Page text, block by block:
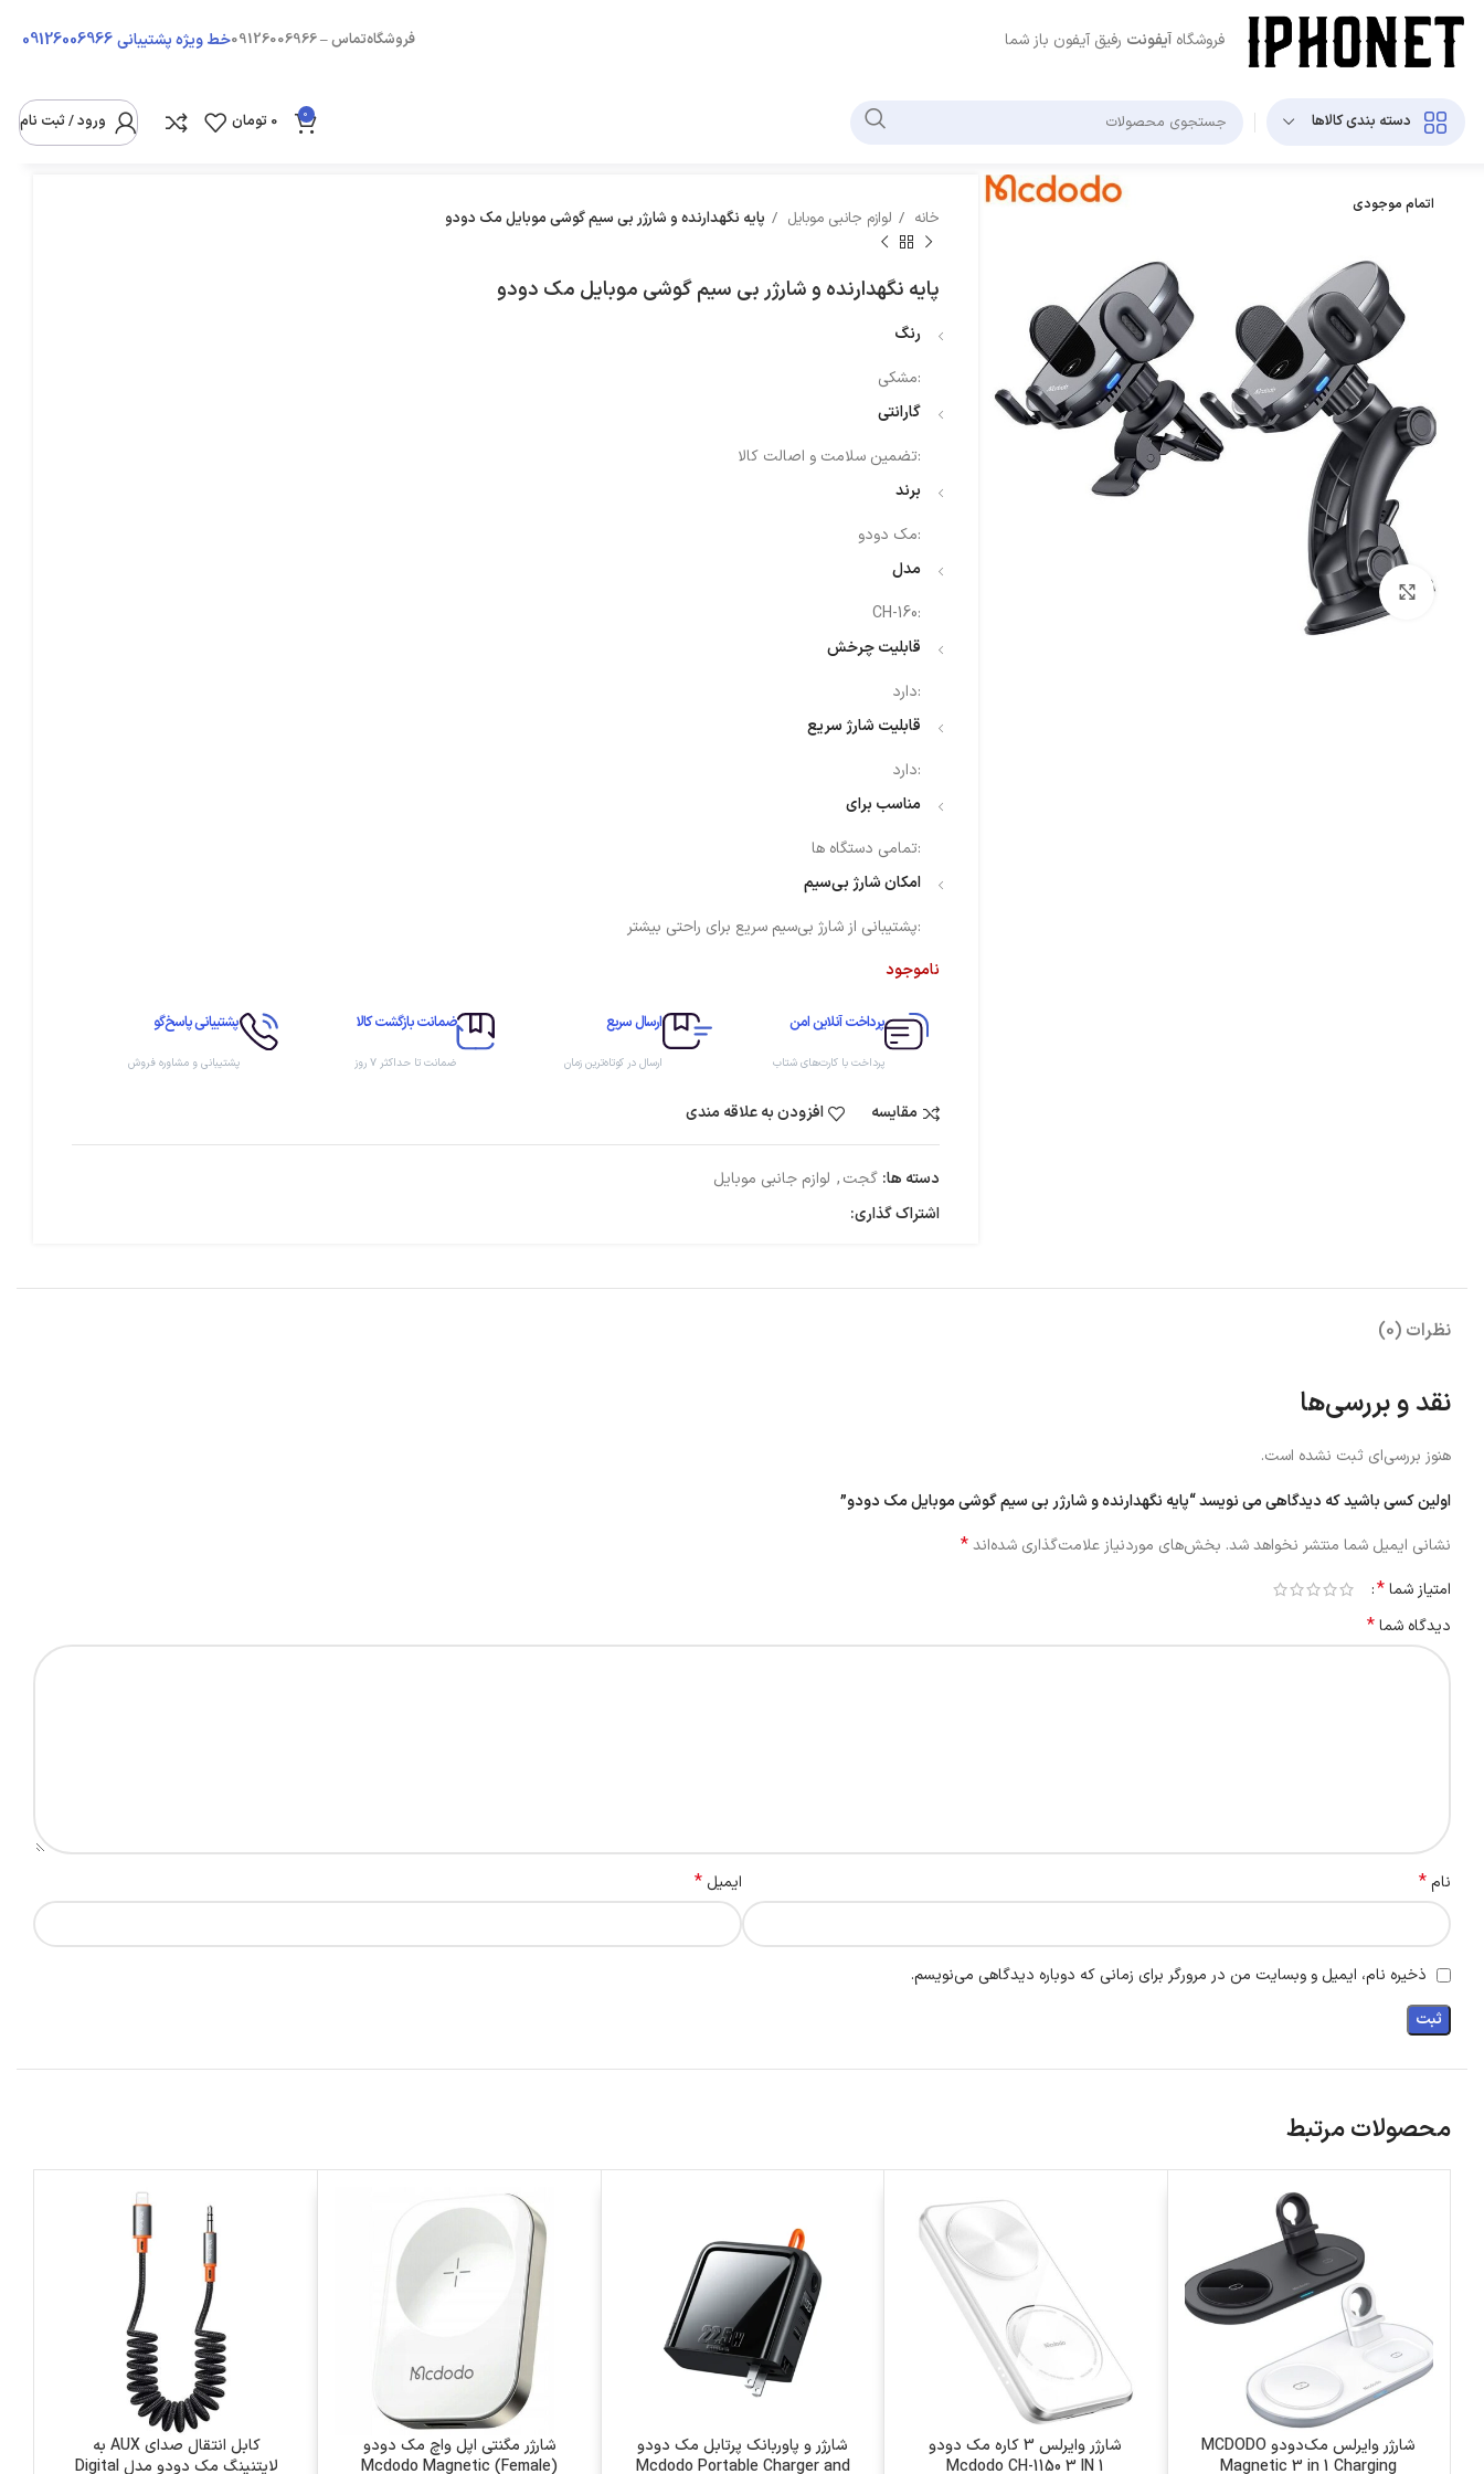
فروشگاهآیفونت رفیق آیفون باز شما فروشگاهتماس – 09126006966 خط ویژه پشتیبانی09126006966
دسته بندی کالاها 0
0 تومان ورود / ثبت نام
اتمام موجودی
بزرگنمایی تصویر
خانه لوازم جانبی موبایل پایه نگهدارنده و شارژر بی سیم گوشی موبایل مک دودو
پایه نگهدارنده و شارژر بی سیم گوشی موبایل مک دودو
رنگ
:مشکی
گارانتی
:تضمین سلامت و اصالت کالا
برند
:مک دودو
مدل
:
CH-160
قابلیت چرخش
:دارد
قابلیت شارژ سریع
:دارد
مناسب برای
:تمامی دستگاه ها
امکان شارژ بی‌سیم
:پشتیبانی از شارژ بی‌سیم سریع برای راحتی بیشتر
ناموجود
پرداخت آنلاین امن
پرداخت با کارت‌های شتاب
ارسال سریع
ارسال در کوتاه‌ترین زمان
ضمانت بازگشت کالا
ضمانت تا حداکثر ۷ روز
پشتیبانی پاسخ‌گو
پشتیبانی و مشاوره فروش
مقایسه افزودن به علاقه مندی
دسته ها: گجت, لوازم جانبی موبایل
اشتراک گذاری:
نظرات (0)
نقد و بررسی‌ها
هنوز بررسی‌ای ثبت نشده است.
اولین کسی باشید که دیدگاهی می نویسد “پایه نگهدارنده و شارژر بی سیم گوشی موبایل مک دودو”
نشانی ایمیل شما منتشر نخواهد شد. بخش‌های موردنیاز علامت‌گذاری شده‌اند*
امتیاز شما*
دیدگاه شما*
نام* ایمیل *
ذخیره نام، ایمیل و وبسایت من در مرورگر برای زمانی که دوباره دیدگاهی می‌نویسم.
محصولات مرتبط
شارژر وایرلس مک‌دودو MCDODO
Magnetic 3 in 1 Charging
شارژر وایرلس 3 کاره مک دودو
Mcdodo CH-1150 3 IN 1
شارژر و پاوربانک پرتابل مک دودو
Mcdodo Portable Charger and
شارژر مگنتی اپل واچ مک دودو
(Female) Mcdodo Magnetic
کابل انتقال صدای AUX به
لایتنینگ مک‌ دودو مدل Digital